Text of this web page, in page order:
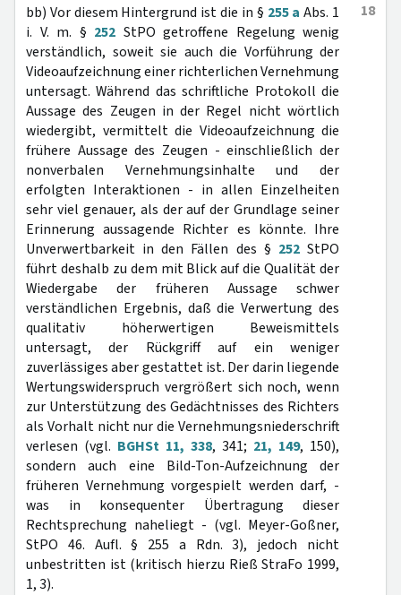
18
bb) Vor diesem Hintergrund ist die in § 255 a Abs. 1
i. V. m. § 252 StPO getroffene Regelung wenig
verständlich, soweit sie auch die Vorführung der
Videoaufzeichnung einer richterlichen Vernehmung
untersagt. Während das schriftliche Protokoll die
Aussage des Zeugen in der Regel nicht wörtlich
wiedergibt, vermittelt die Videoaufzeichnung die
frühere Aussage des Zeugen - einschließlich der
nonverbalen Vernehmungsinhalte und der
erfolgten Interaktionen - in allen Einzelheiten
sehr viel genauer, als der auf der Grundlage seiner
Erinnerung aussagende Richter es könnte. Ihre
Unverwertbarkeit in den Fällen des § 252StPO
führt deshalb zu dem mit Blick auf die Qualität der
Wiedergabe der früheren Aussage schwer
verständlichen Ergebnis, daß die Verwertung des
qualitativ höherwertigen Beweismittels
untersagt, der Rückgriff auf ein weniger
zuverlässiges aber gestattet ist. Der darin liegende
Wertungswiderspruch vergrößert sich noch, wenn
zur Unterstützung des Gedächtnisses des Richters
als Vorhalt nicht nur die Vernehmungsniederschrift
verlesen (vgl. BGHSt 11, 338, 341; 21, 149, 150),
sondern auch eine Bild-Ton-Aufzeichnung der
früheren Vernehmung vorgespielt werden darf, -
was in konsequenter Übertragung dieser
Rechtsprechung naheliegt - (vgl. Meyer-Goßner,
StPO 46. Aufl. § 255 a Rdn. 3), jedoch nicht
unbestritten ist (kritisch hierzu Rieß StraFo 1999,
1, 3).